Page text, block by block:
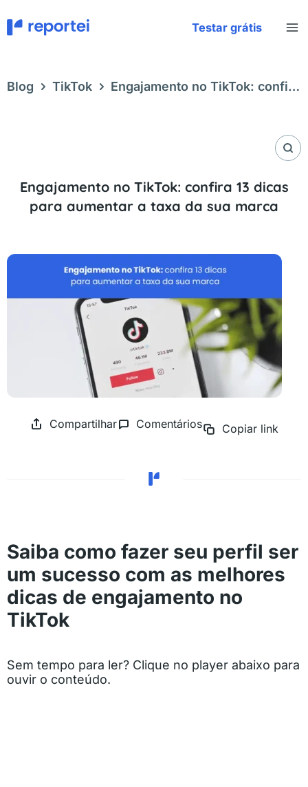
para
Testar grátis
Blog TikTok
Engajamento no TikTok: confira
Engajamento no TikTok: confira 13 dicas
para aumentar a taxa da sua marca
Compartilhar Comentários Copiar link
Saiba como fazer seu perfil ser
um sucesso com as melhores
dicas de engajamento no
TikTok
Sem tempo para ler? Clique no player abaixo para
ouvir o conteúdo.